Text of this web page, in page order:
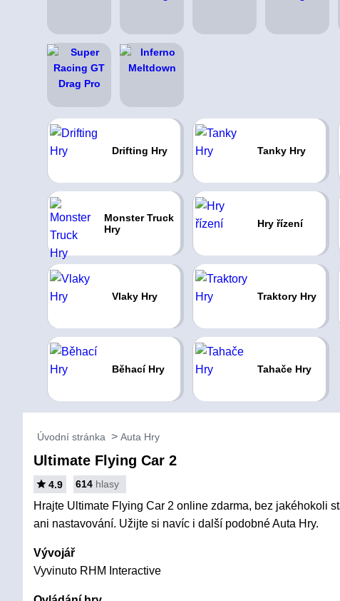
Drifting Hry Tanky Hry
Monster Truck
Hry
Hry řízení
Vlaky Hry Traktory Hry
Běhací Hry Tahače Hry
Úvodní stránka Auta Hry
Ultimate Flying Car 2
4.9 614 hlasy
Hrajte Ultimate Flying Car 2 online zdarma, bez jakéhokoli
ani nastavování. Užijte si navíc i další podobné Auta Hry.
Vývojář
Vyvinuto RHM Interactive